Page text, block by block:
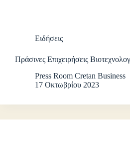
Ειδήσεις
Πράσινες Επιχειρήσεις
Press Room Cretan Business
17 Οκτωβρίου 2023